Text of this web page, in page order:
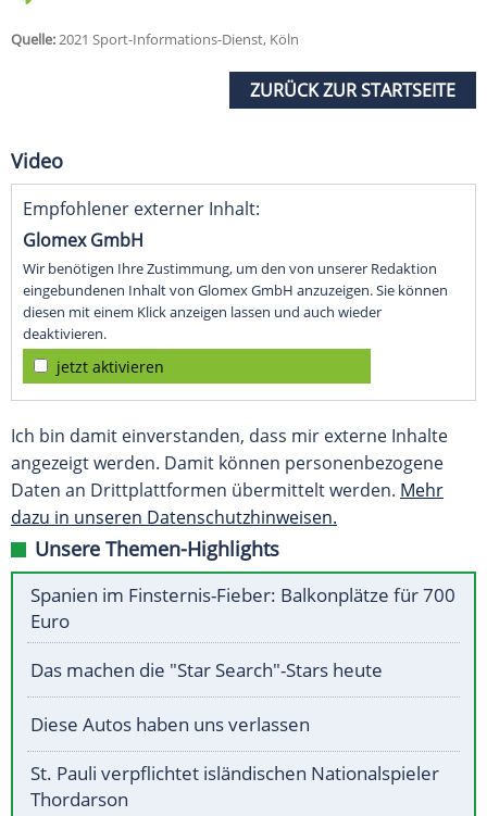
Quelle:2021 Sport-Informations-Dienst, Köln
ZURÜCK ZUR STARTSEITE
Video
Empfohlener externer Inhalt:
Glomex GmbH
Wir benötigen Ihre Zustimmung, um den von unserer Redaktion
eingebundenen Inhalt von Glomex GmbH anzuzeigen. Sie können
diesen mit einem Klick anzeigen lassen und auch wieder
deaktivieren.
jetzt aktivieren
Ich bin damit einverstanden, dass mir externe Inhalte
angezeigt werden. Damit können personenbezogene
Daten an Drittplattformen übermittelt werden. Mehr
dazu in unseren Datenschutzhinweisen.
Unsere Themen-Highlights
Spanien im Finsternis-Fieber: Balkonplätze für 700
Euro
Das machen die "Star Search"-Stars heute
Diese Autos haben uns verlassen
St. Pauli verpflichtet isländischen Nationalspieler
Thordarson